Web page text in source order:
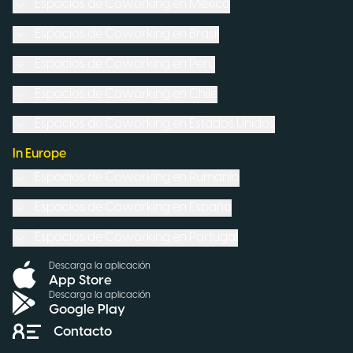
In Europe
Descarga la aplicación
App Store
Descarga la aplicación
Google Play
Contacto